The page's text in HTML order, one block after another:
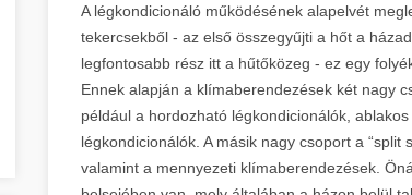
A légkondicionáló működésének alapelvét
tekercsekből - az első összegyűjti a hőt a
legfontosabb rész itt a hűtőközeg - ez egy
Ennek alapján a klímaberendezések két nagy
például a hordozható légkondicionálók,
légkondicionálók. A másik nagy csoport a
valamint a mennyezeti klímaberendezések.